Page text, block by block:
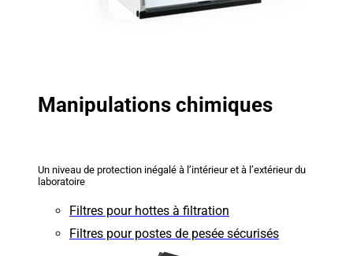
Manipulations chimiques
Un niveau de protection inégalé à l’intérieur et à l’extérieur du
laboratoire
Filtres pour hottes à filtration
Filtres pour postes de pesée sécurisés